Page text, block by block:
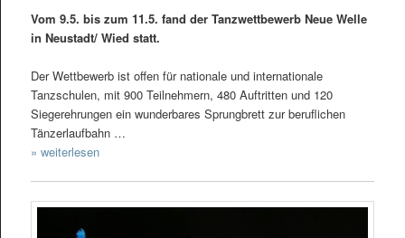
Vom 9.5. bis zum 11.5. fand der Tanzwettbewerb Neue Welle
in Neustadt/ Wied statt.
Der Wettbewerb ist offen für nationale und internationale
Tanzschulen, mit 900 Teilnehmern, 480 Auftritten und 120
Siegerehrungen ein wunderbares Sprungbrett zur beruflichen
Tänzerlaufbahn …
» weiterlesen